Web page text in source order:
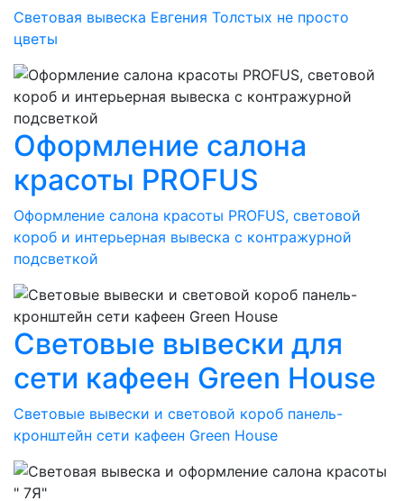
Световая вывеска Евгения Толстых не просто
цветы
Оформление салона
красоты PROFUS
Оформление салона красоты PROFUS, световой
короб и интерьерная вывеска с контражурной
подсветкой
Световые вывески для
сети кафеен Green House
Световые вывески и световой короб панель-
кронштейн сети кафеен Green House